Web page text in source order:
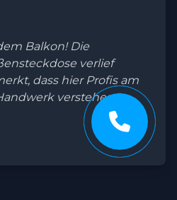
Balkon! Die
verlief
dass hier Profis am
verstehen."